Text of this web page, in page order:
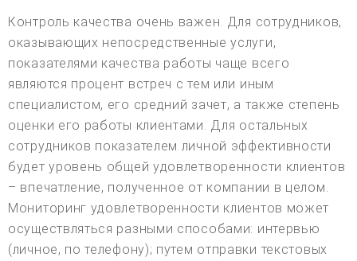
Контроль качества очень важен. Для сотрудников,
оказывающих непосредственные услуги,
показателями качества работы чаще всего
являются процент встреч с тем или иным
специалистом, его средний зачет, а также степень
оценки его работы клиентами. Для остальных
сотрудников показателем личной эффективности
будет уровень общей удовлетворенности клиентов
– впечатление, полученное от компании в целом.
Мониторинг удовлетворенности клиентов может
осуществляться разными способами: интервью
(личное, по телефону); путем отправки текстовых